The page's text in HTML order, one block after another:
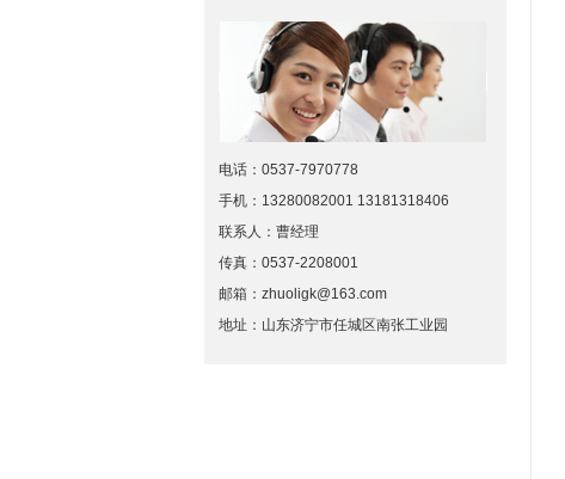
电话：0537-7970778
手机：13280082001 13181318406
联系人：曹经理
传真：0537-2208001
邮箱：zhuoligk@163.com
地址：山东济宁市任城区南张工业园